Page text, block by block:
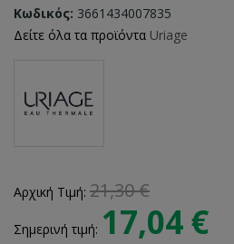
Κωδικός: 3661434007835
Δείτε όλα τα προϊόντα Uriage
Αρχική Τιμή: 21,30 €
Σημερινή τιμή: 17,04 €